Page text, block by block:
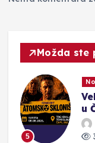
Možda ste
5
u